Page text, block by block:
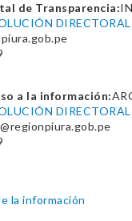
de Transparencia:
a la información:
la información